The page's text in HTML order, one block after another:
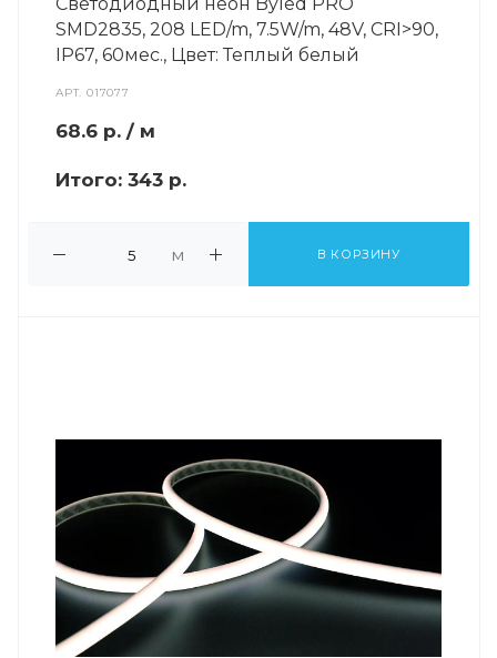
SMD2835, 208 LED/m, 7.5W/m, 48V, СRI>90,
IP67, 60мес., Цвет: Теплый белый
АРТ.017077
68.6 р. / м
Итого: 343 р.
м В КОРЗИНУ